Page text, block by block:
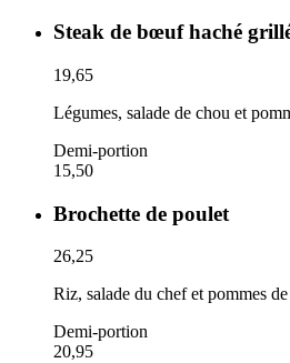
Steak de bœuf haché
19,65
Légumes, salade de chou et
Demi-portion
15,50
Brochette de poulet
26,25
Riz, salade du chef et pommes
Demi-portion
20,95